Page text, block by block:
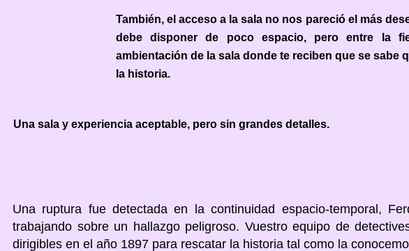
También, el acceso a la sala no nos pareció el más
debe disponer de poco espacio, pero entre la
ambientación de la sala donde te reciben que se sabe
la historia.
Una sala y experiencia aceptable, pero sin grandes detalles.
Una ruptura fue detectada en la continuidad espacio-temporal,
trabajando sobre un hallazgo peligroso. Vuestro equipo de
dirigibles en el año 1897 para rescatar la historia tal como la